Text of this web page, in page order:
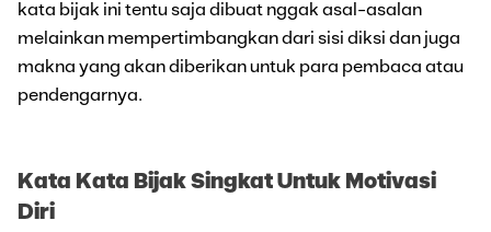
kata bijak ini tentu saja dibuat nggak asal-asalan
melainkan mempertimbangkan dari sisi diksi dan juga
makna yang akan diberikan untuk para pembaca atau
pendengarnya.
Kata Kata Bijak Singkat Untuk Motivasi
Diri